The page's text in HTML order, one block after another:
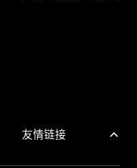
友情链接